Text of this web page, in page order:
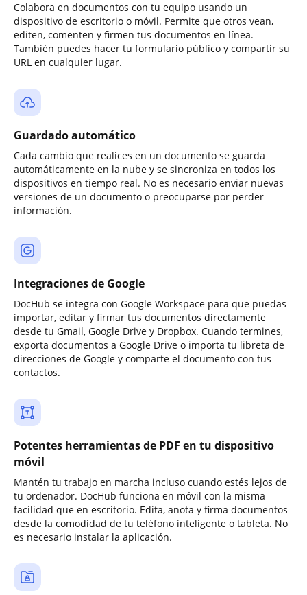
Colabora en documentos con tu equipo usando un
dispositivo de escritorio o móvil. Permite que otros vean,
editen, comenten y firmen tus documentos en línea.
También puedes hacer tu formulario público y compartir su
URL en cualquier lugar.
Guardado automático
Cada cambio que realices en un documento se guarda
automáticamente en la nube y se sincroniza en todos los
dispositivos en tiempo real. No es necesario enviar nuevas
versiones de un documento o preocuparse por perder
información.
Integraciones de Google
DocHub se integra con Google Workspace para que puedas
importar, editar y firmar tus documentos directamente
desde tu Gmail, Google Drive y Dropbox. Cuando termines,
exporta documentos a Google Drive o importa tu libreta de
direcciones de Google y comparte el documento con tus
contactos.
Potentes herramientas de PDF en tu dispositivo
móvil
Mantén tu trabajo en marcha incluso cuando estés lejos de
tu ordenador. DocHub funciona en móvil con la misma
facilidad que en escritorio. Edita, anota y firma documentos
desde la comodidad de tu teléfono inteligente o tableta. No
es necesario instalar la aplicación.